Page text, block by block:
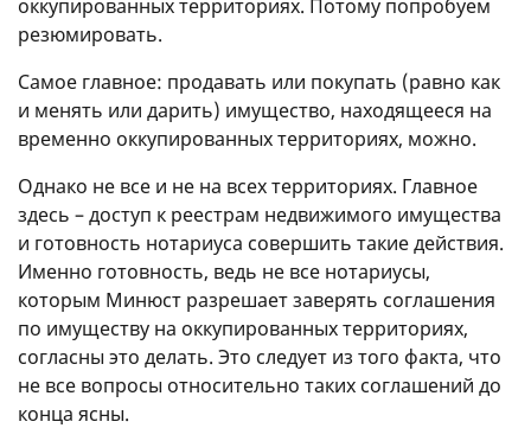
оккупированных территориях. Потому попробуем
резюмировать.
Самое главное: продавать или покупать (равно как
и менять или дарить) имущество, находящееся на
временно оккупированных территориях, можно.
Однако не все и не на всех территориях. Главное
здесь – доступ к реестрам недвижимого имущества
и готовность нотариуса совершить такие действия.
Именно готовность, ведь не все нотариусы,
которым Минюст разрешает заверять соглашения
по имуществу на оккупированных территориях,
согласны это делать. Это следует из того факта, что
не все вопросы относительно таких соглашений до
конца ясны.